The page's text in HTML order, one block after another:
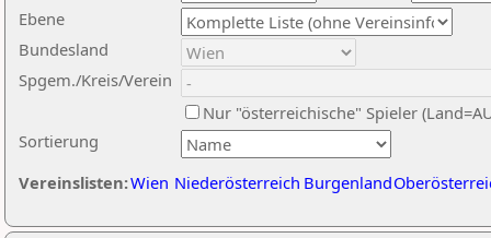
Ebene
Sortierung
Bundesland
Spgem./Kreis/Verein
Nur "österreichische" Spieler
Vereinslisten:Wien Niederösterreich Burgenland